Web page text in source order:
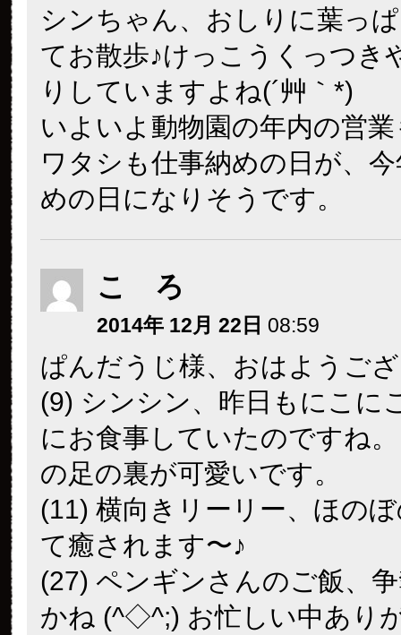
シンちゃん、おしりに葉っ
てお散歩♪けっこうくっつき
りしていますよね(´艸｀*)
いよいよ動物園の年内の営
ワタシも仕事納めの日が、
めの日になりそうです。
こ ろ
2014年 12月 22日 08:59
ぱんだうじ様、おはようご
(9) シンシン、昨日もにこに
にお食事していたのですね
の足の裏が可愛いです。
(11) 横向きリーリー、ほの
て癒されます〜♪
(27) ペンギンさんのご飯、
かね (^◇^;) お忙しい中あり